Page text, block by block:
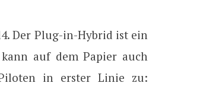
Der Plug-in-Hybrid ist ein
auf dem Papier auch
in erster Linie zu: